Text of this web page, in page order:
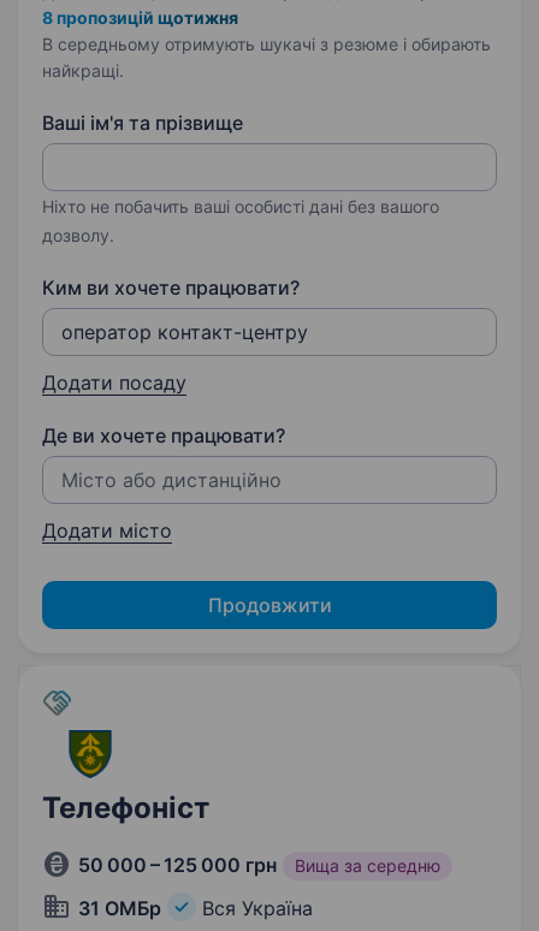
8 пропозицій щотижня
В середньому отримують шукачі з резюме і обирають
найкращі.
Ваші ім'я та прізвище
Ніхто не побачить ваші особисті дані без вашого
дозволу.
Ким ви хочете працювати?
Додати посаду
Де ви хочете працювати?
Додати місто
Продовжити
Телефоніст
50 000 – 125 000 грн Вища за середню
31 ОМБр Вся Україна